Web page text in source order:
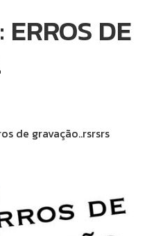
DE
de gravação..rsrsrs